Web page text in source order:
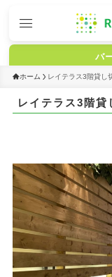
バ
ホーム レイテラス3階貸し
レイテラス3階貸